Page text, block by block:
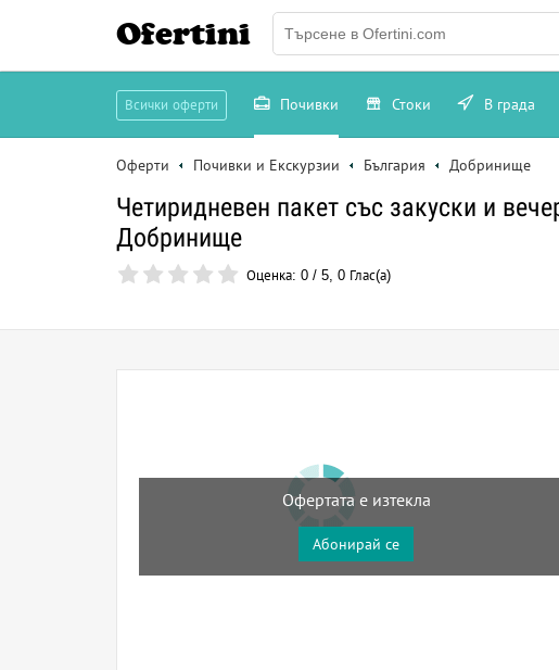
Ofertini
Всички оферти Почивки Стоки В града
Оферти Почивки и Екскурзии България Добринище
Четиридневен пакет със закуски и
Добринище
Оценка: 0 / 5, 0 Глас(а)
Офертата е изтекла
Абонирай се